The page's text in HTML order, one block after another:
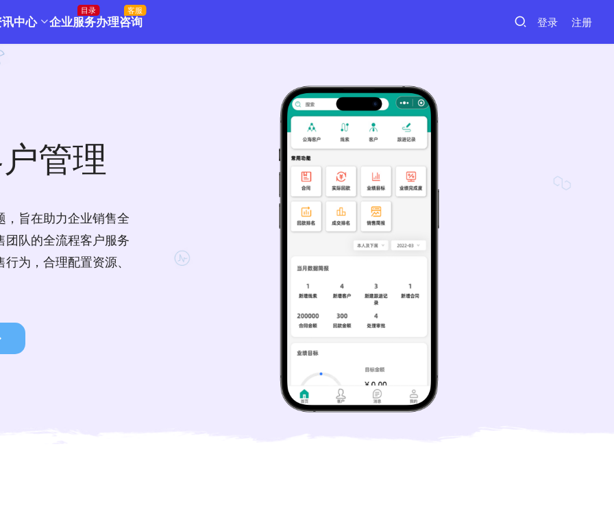
中心 企业服务
目录
办理咨询
客服
登录 注册
管理
，旨在助力企业销售全
团队的全流程客户服务
为，合理配置资源、